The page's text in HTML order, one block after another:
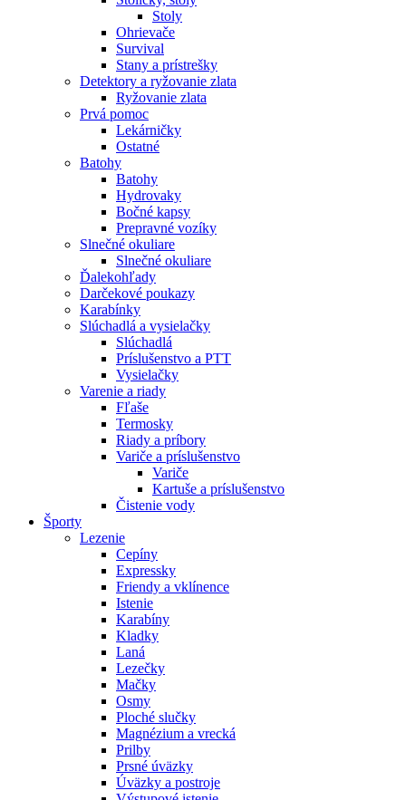
Stoly
Ohrievače
Survival
Stany a prístrešky
Detektory a ryžovanie zlata
Ryžovanie zlata
Prvá pomoc
Lekárničky
Ostatné
Batohy
Batohy
Hydrovaky
Bočné kapsy
Prepravné vozíky
Slnečné okuliare
Slnečné okuliare
Ďalekohľady
Darčekové poukazy
Karabínky
Slúchadlá a vysielačky
Slúchadlá
Príslušenstvo a PTT
Vysielačky
Varenie a riady
Fľaše
Termosky
Riady a príbory
Variče a príslušenstvo
Variče
Kartuše a príslušenstvo
Čistenie vody
Športy
Lezenie
Cepíny
Expressky
Friendy a vklínence
Istenie
Karabíny
Kladky
Laná
Lezečky
Mačky
Osmy
Ploché slučky
Magnézium a vrecká
Prilby
Prsné úväzky
Úväzky a postroje